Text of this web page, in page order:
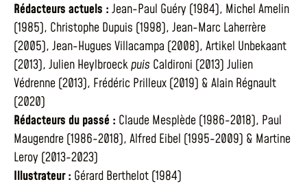
Rédacteurs actuels : Jean-Paul Guéry (1984), Michel Amelin
(1985), Christophe Dupuis (1998), Jean-Marc Laherrère
(2005), Jean-Hugues Villacampa (2008), Artikel Unbekaant
(2013), Julien Heylbroeckpuis Caldironi (2013) Julien
Védrenne (2013), Frédéric Prilleux (2019) & Alain Régnault
(2020)
Rédacteurs du passé : Claude Mesplède (1986-2018), Paul
Maugendre (1986-2018), Alfred Eibel (1995-2009) & Martine
Leroy (2013-2023)
Illustrateur : Gérard Berthelot (1984)